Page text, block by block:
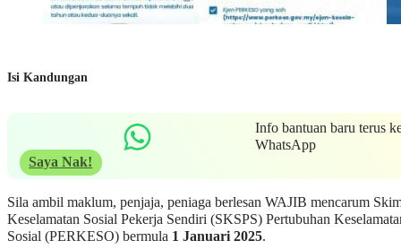
Isi Kandungan
Info bantuan baru terus
WhatsApp
Saya Nak!
Sila ambil maklum, penjaja, peniaga berlesan WAJIB mencarum
Keselamatan Sosial Pekerja Sendiri (SKSPS) Pertubuhan
Sosial (PERKESO) bermula 1 Januari 2025.